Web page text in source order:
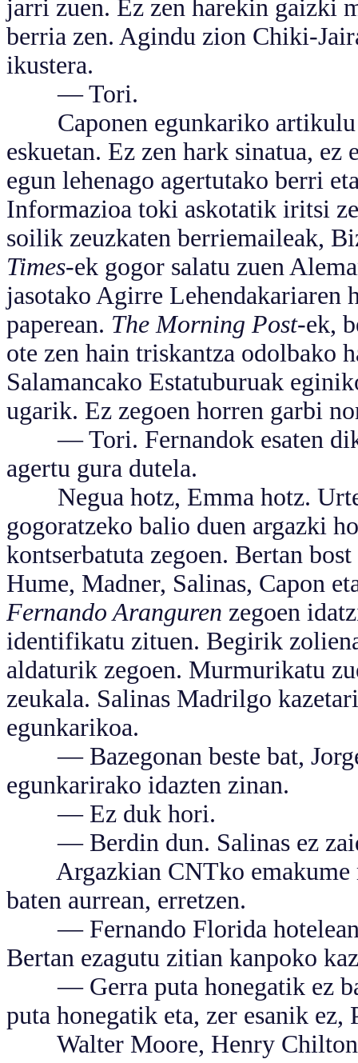
jarri zuen. Ez zen harekin gaizki
berria zen. Agindu zion Chiki-
ikustera.
— Tori.
Caponen egunkariko artikulu
eskuetan. Ez zen hark sinatua,
egun lehenago agertutako berri
Informazioa toki askotatik iritsi
soilik zeuzkaten berriemaileak,
Times-ek gogor salatu zuen
jasotako Agirre Lehendakariaren
paperean. The Morning Post-ek,
ote zen hain triskantza odolbako
Salamancako Estatuburuak
ugarik. Ez zegoen horren garbi
— Tori. Fernandok esaten dik
agertu gura dutela.
Negua hotz, Emma hotz. Urte
gogoratzeko balio duen argazki
kontserbatuta zegoen. Bertan
Hume, Madner, Salinas, Capon
Fernando Aranguren zegoen
identifikatu zituen. Begirik
aldaturik zegoen. Murmurikatu
zeukala. Salinas Madrilgo
egunkarikoa.
— Bazegonan beste bat,
egunkarirako idazten zinan.
— Ez duk hori.
— Berdin dun. Salinas ez
Argazkian CNTko emakume
baten aurrean, erretzen.
— Fernando Florida hotelean
Bertan ezagutu zitian kanpoko
— Gerra puta honegatik ez
puta honegatik eta, zer esanik
Walter Moore, Henry Chilton